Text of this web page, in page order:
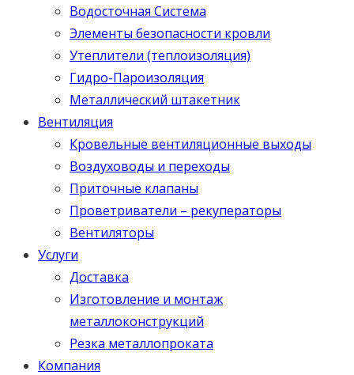
Водосточная Система
Элементы безопасности кровли
Утеплители (теплоизоляция)
Гидро-Пароизоляция
Металлический штакетник
Вентиляция
Кровельные вентиляционные выходы
Воздуховоды и переходы
Приточные клапаны
Проветриватели – рекуператоры
Вентиляторы
Услуги
Доставка
Изготовление и монтаж
металлоконструкций
Резка металлопроката
Компания